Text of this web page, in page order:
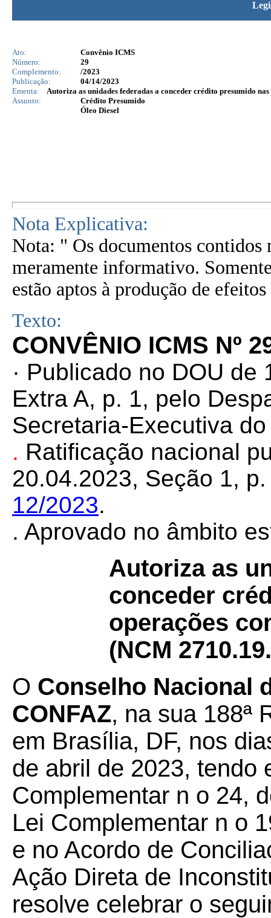
Ato:
Convênio ICMS
Número:
29
Complemento:
/2023
Publicação:
04/14/2023
Ementa:
Autoriza as unidades federadas a conceder crédito presumido
Assunto:
Crédito Presumido
Óleo Diesel
Nota Explicativa:
Nota: " Os documentos contidos
meramente informativo.
estão aptos à produção de
Texto:
CONVÊNIO ICMS Nº
· Publicado no DOU
Extra A, p. 1, pelo
Secretaria-Executiva
. Ratificação nacional
20.04.2023, Seção 1,
12/2023.
. Aprovado no âmbito
Autoriza as
conceder
operações
(NCM
O Conselho Nacional
CONFAZ, na sua 188ª
em Brasília, DF, nos
de abril de 2023, tendo
Complementar n o 24,
Lei Complementar n o
e no Acordo de
Ação Direta de
resolve celebrar o